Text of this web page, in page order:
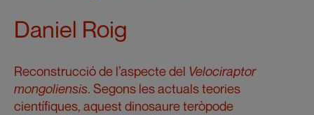
Daniel Roig
Reconstrucció de l’aspecte del Velociraptor
mongoliensis. Segons les actuals teories
científiques, aquest dinosaure teròpode